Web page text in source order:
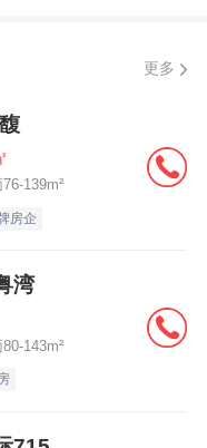
中国秉承“予城
人文传承，与白
仅助力和见证了
以以长期主义、
的“头等舱”高品
到凯粤湾再到天
需求的差异，在
匠心远见，为社
更多
139m²
房企
湾
143m²